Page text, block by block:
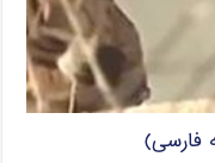
فارسی)